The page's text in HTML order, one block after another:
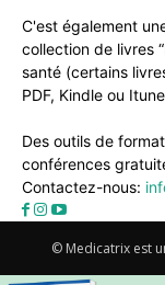
C'est également
collection de livres
santé (certains
PDF, Kindle ou
Des outils de
conférences
Contactez-nous:
© Medicatrix est